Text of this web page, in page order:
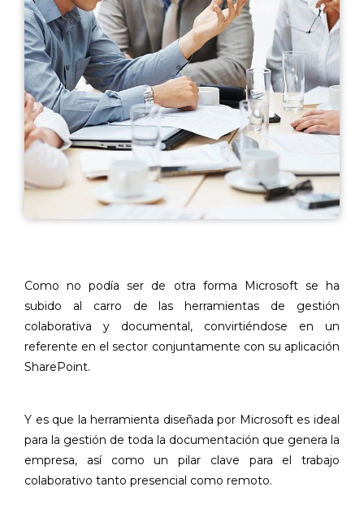
Como no podía ser de otra forma Microsoft se ha
subido al carro de las herramientas de gestión
colaborativa y documental, convirtiéndose en un
referente en el sector conjuntamente con su aplicación
SharePoint.
Y es que la herramienta diseñada por Microsoft es ideal
para la gestión de toda la documentación que genera la
empresa, así como un pilar clave para el trabajo
colaborativo tanto presencial como remoto.